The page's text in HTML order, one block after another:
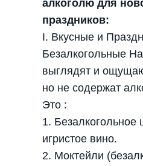
алкоголю для
праздников:
I. Вкусные и
Безалкогольные
выглядят и
но не содержат
Это :
1. Безалкогольное
игристое вино.
2. Моктейли